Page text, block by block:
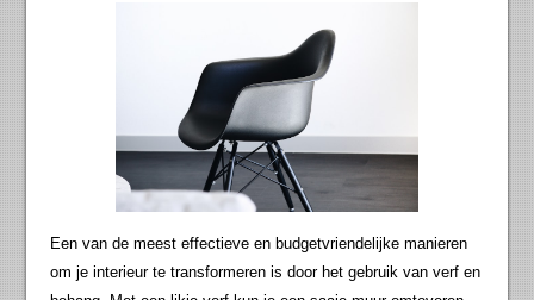
Een van de meest effectieve en budgetvriendelijke manieren
om je interieur te transformeren is door het gebruik van verf en